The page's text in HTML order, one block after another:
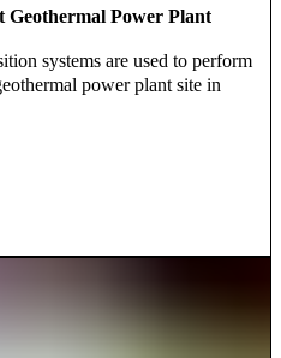
Power Plant
systems are used to perform
power plant site in